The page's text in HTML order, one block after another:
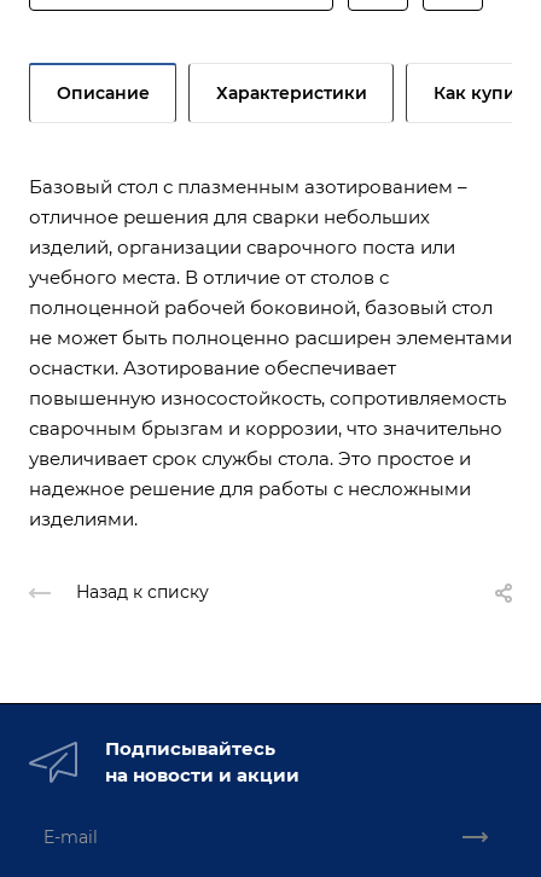
Описание Характеристики Как купить
Базовый стол с плазменным азотированием –
отличное решения для сварки небольших
изделий, организации сварочного поста или
учебного места. В отличие от столов с
полноценной рабочей боковиной, базовый стол
не может быть полноценно расширен элементами
оснастки. Азотирование обеспечивает
повышенную износостойкость, сопротивляемость
сварочным брызгам и коррозии, что значительно
увеличивает срок службы стола. Это простое и
надежное решение для работы с несложными
изделиями.
Назад к списку
Подписывайтесь
на новости и акции